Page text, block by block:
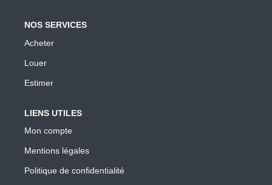
NOS SERVICES
Acheter
Louer
Estimer
LIENS UTILES
Mon compte
Mentions légales
Politique de confidentialité